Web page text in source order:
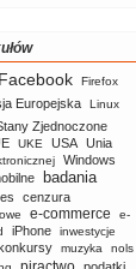
Facebook Firefox
Europejska Linux
Zjednoczone
UKE USA
Unia
Windows
badania
cenzura
e-commerce
e-
iPhone inwestycje
muzyka nols